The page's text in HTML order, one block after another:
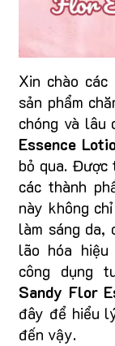
Xin chào
sản phẩm
chóng và lâu
Essence
bỏ qua. Được
các thành
này không
làm sáng da,
lão hóa hiệu
công dụng
Sandy Flor
đây để hiểu
đến vậy.